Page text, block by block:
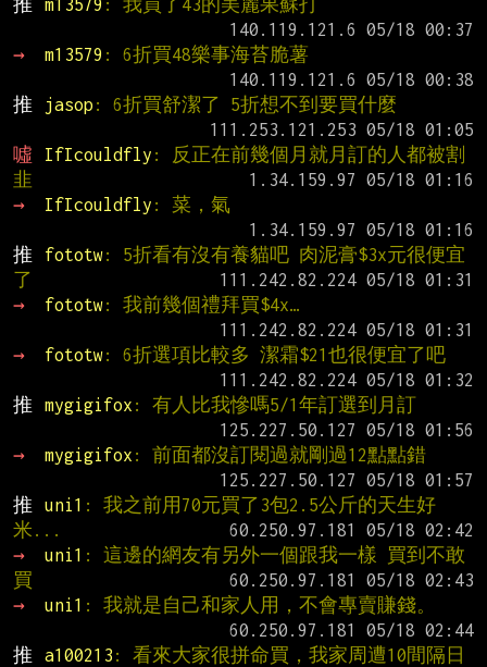
推
m13579 : 我買了43的美麗果蘇打
→
m13579 : 6折買48樂事海苔脆薯
推
jasop : 6折買舒潔了 5折想不到要買什麼
噓
IfIcouldfly : 反正在前幾個月就月訂的人都被割
韭
→
IfIcouldfly : 菜，氣
推
fototw: 5折看有沒有養貓吧 肉泥膏$3x元很便宜
了
→
fototw: 我前幾個禮拜買$4x…
→
fototw: 6折選項比較多 潔霜$21也很便宜了吧
推
mygigifox : 有人比我慘嗎5/1年訂選到月訂
→
mygigifox : 前面都沒訂閱過就剛過12點點錯
推
uni1 : 我之前用70元買了3包2.5公斤的天生好
米...
→
uni1 : 這邊的網友有另外一個跟我一樣 買到不敢
買
→
uni1 : 我就是自己和家人用，不會專賣賺錢。
推
a100213 : 看來大家很拼命買，我家周遭10間隔日